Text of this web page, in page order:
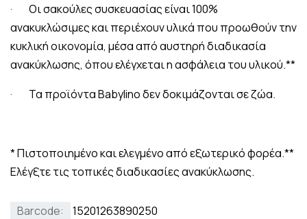
· Οι σακούλες συσκευασίας είναι 100%
ανακυκλώσιμες και περιέχουν υλικά που προωθούν την
κυκλική οικονομία, μέσα από αυστηρή διαδικασία
ανακύκλωσης, όπου ελέγχεται η ασφάλεια του υλικού.**
· Τα προϊόντα Babylino δεν δοκιμάζονται σε ζώα.
* Πιστοποιημένο και ελεγμένο από εξωτερικό φορέα.**
Ελέγξτε τις τοπικές διαδικασίες ανακύκλωσης.
Barcode: 15201263890250